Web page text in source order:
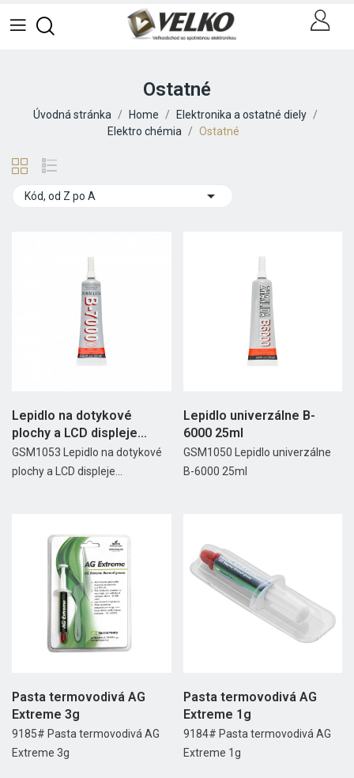
Ostatné
Úvodná stránka Home
Elektronika a ostatné diely
Elektro chémia
Ostatné
Kód, od Z po A 
Lepidlo na dotykové
plochy a LCD displeje...
GSM1053 Lepidlo na dotykové
plochy a LCD displeje...
Lepidlo univerzálne B-
6000 25ml
GSM1050 Lepidlo univerzálne
B-6000 25ml
Pasta termovodivá AG
Extreme 3g
9185# Pasta termovodivá AG
Extreme 3g
Pasta termovodivá AG
Extreme 1g
9184# Pasta termovodivá AG
Extreme 1g